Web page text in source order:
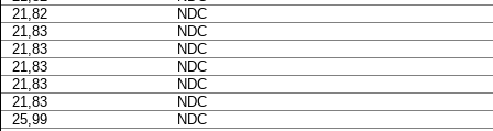
21,82
NDC
21,83
NDC
21,83
NDC
21,83
NDC
21,83
NDC
21,83
NDC
25,99
NDC